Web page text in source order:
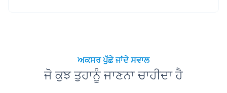
ਅਕਸਰ ਪੁੱਛੇ ਜਾਂਦੇ ਸਵਾਲ
ਜੋ ਕੁਝ ਤੁਹਾਨੂੰ ਜਾਣਨਾ ਚਾਹੀਦਾ ਹੈ